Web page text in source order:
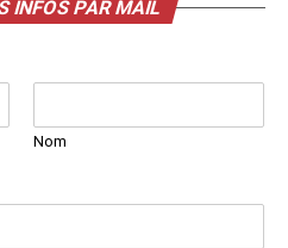
INFOS PAR MAIL
Nom